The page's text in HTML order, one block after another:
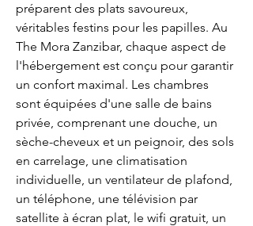
préparent des plats savoureux,
véritables festins pour les papilles. Au
The Mora Zanzibar, chaque aspect de
l'hébergement est conçu pour garantir
un confort maximal. Les chambres
sont équipées d'une salle de bains
privée, comprenant une douche, un
sèche-cheveux et un peignoir, des sols
en carrelage, une climatisation
individuelle, un ventilateur de plafond,
un téléphone, une télévision par
satellite à écran plat, le wifi gratuit, un